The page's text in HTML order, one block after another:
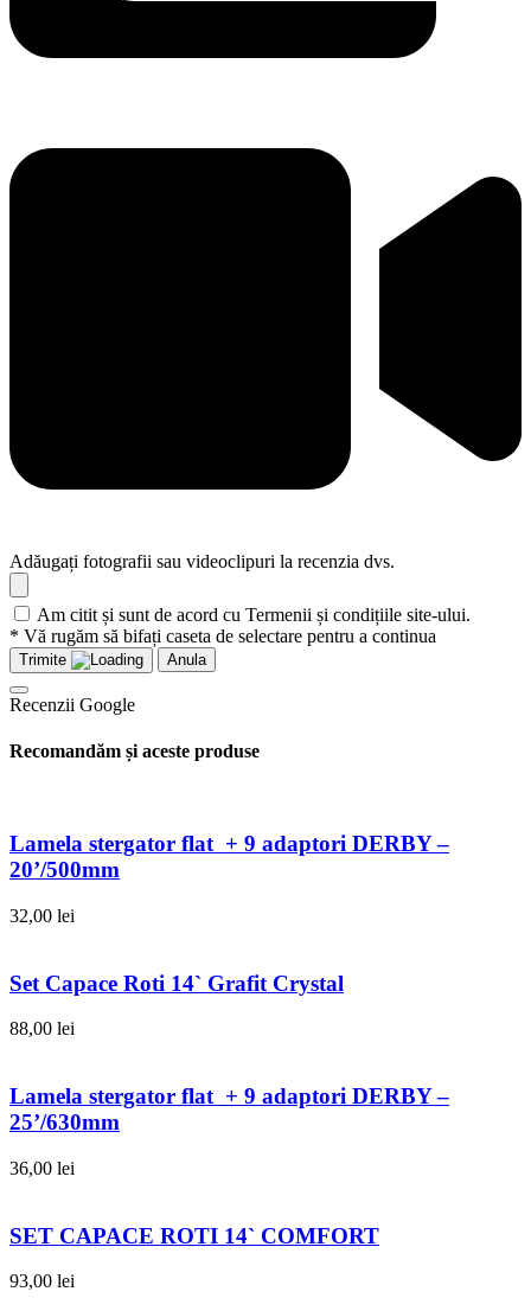
Adăugați fotografii sau videoclipuri la recenzia dvs.
Am citit și sunt de acord cu Termenii și condițiile site-ului.
* Vă rugăm să bifați caseta de selectare pentru a continua
Trimite Anula
Recenzii Google
Recomandăm și aceste produse
Lamela stergator flat + 9 adaptori DERBY –
20’/500mm
32,00 lei
Set Capace Roti 14` Grafit Crystal
88,00 lei
Lamela stergator flat + 9 adaptori DERBY –
25’/630mm
36,00 lei
SET CAPACE ROTI 14` COMFORT
93,00 lei